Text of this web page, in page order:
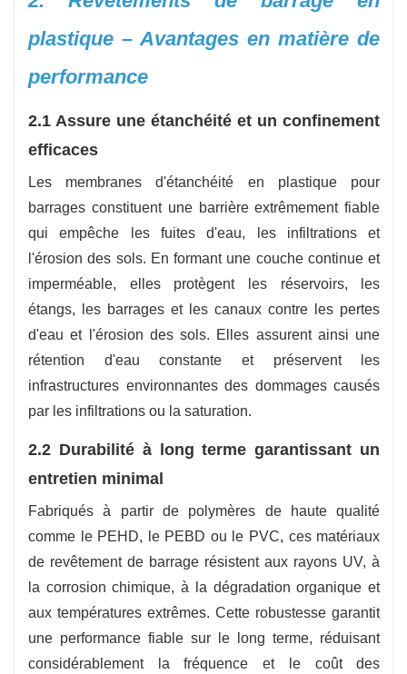
plastique – Avantages en matière de
performance
2.1 Assure une étanchéité et un confinement
efficaces
Les membranes d'étanchéité en plastique pour
barrages constituent une barrière extrêmement fiable
qui empêche les fuites d'eau, les infiltrations et
l'érosion des sols. En formant une couche continue et
imperméable, elles protègent les réservoirs, les
étangs, les barrages et les canaux contre les pertes
d'eau et l'érosion des sols. Elles assurent ainsi une
rétention d'eau constante et préservent les
infrastructures environnantes des dommages causés
par les infiltrations ou la saturation.
2.2 Durabilité à long terme garantissant un
entretien minimal
Fabriqués à partir de polymères de haute qualité
comme le PEHD, le PEBD ou le PVC, ces matériaux
de revêtement de barrage résistent aux rayons UV, à
la corrosion chimique, à la dégradation organique et
aux températures extrêmes. Cette robustesse garantit
une performance fiable sur le long terme, réduisant
considérablement la fréquence et le coût des